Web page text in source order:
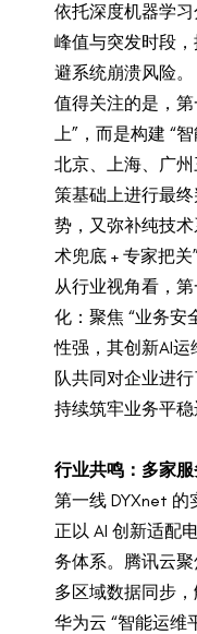
依托深度机器学
峰值与突发时段
避系统崩溃风险。
值得关注的是，第
上”，而是构建 “
北京、上海、广
策基础上进行最
势，又弥补纯技
术兜底 + 专家把关
从行业视角看，
化：聚焦 “业务安
性强，其创新AI运
队共同对企业进行
持续筑牢业务平稳
行业共鸣：多家
第一线 DYXnet
正以 AI 创新适配
务体系。腾讯云聚
多区域数据同步
华为云 “智能运维